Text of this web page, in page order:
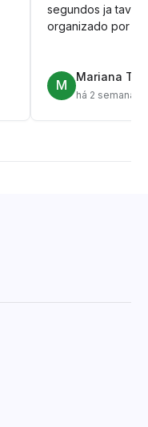
segundos ja tava
organizado por
M
Mariana T.
há 2 semanas